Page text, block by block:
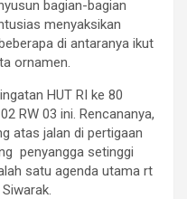
bagian-bagian
menyaksikan
di antaranya ikut
ornamen.
HUT RI ke 80
RW 03 ini. Rencananya,
atas jalan di pertigaan
penyangga setinggi
satu agenda utama rt